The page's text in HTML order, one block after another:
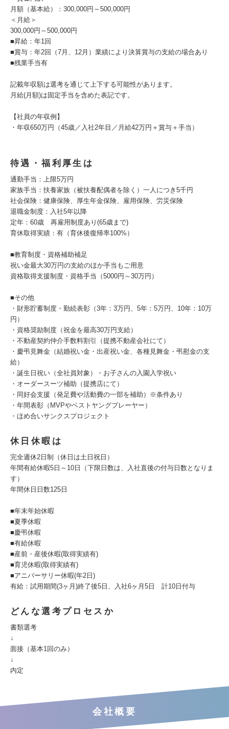
月額（基本給）：300,000円～500,000円
＜月給＞
300,000円～500,000円
■昇給：年1回
■賞与：年2回（7月、12月）業績により決算賞与の支給の場合あり
■残業手当有
記載年収額は選考を通じて上下する可能性があります。
月給(月額)は固定手当を含めた表記です。
【社員の年収例】
・年収650万円（45歳／入社2年目／月給42万円＋賞与＋手当）
待遇・福利厚生は
通勤手当：上限5万円
家族手当：扶養家族（被扶養配偶者を除く）一人につき5千円
社会保険：健康保険、厚生年金保険、雇用保険、労災保険
退職金制度：入社5年以降
定年：60歳 再雇用制度あり(65歳まで)
育休取得実績：有（育休後復帰率100%）
■教育制度・資格補助補足
祝い金最大30万円の支給のほか手当もご用意
資格取得支援制度・資格手当（5000円～30万円）
■その他
・財形貯蓄制度・勤続表彰（3年：3万円、5年：5万円、10年：10万
円）
・資格奨励制度（祝金を最高30万円支給）
・不動産契約仲介手数料割引（提携不動産会社にて）
・慶弔見舞金（結婚祝い金・出産祝い金、各種見舞金・弔慰金の支
給）
・誕生日祝い（全社員対象）・お子さんの入園入学祝い
・オーダースーツ補助（提携店にて）
・同好会支援（発足費や活動費の一部を補助）※条件あり
・年間表彰（MVPやベストヤングプレーヤー）
・ほめ合いサンクスプロジェクト
休日休暇は
完全週休2日制（休日は土日祝日）
年間有給休暇5日～10日（下限日数は、入社直後の付与日数となりま
す）
年間休日日数125日
■年末年始休暇
■夏季休暇
■慶弔休暇
■有給休暇
■産前・産後休暇(取得実績有)
■育児休暇(取得実績有)
■アニバーサリー休暇(年2日)
有給：試用期間(3ヶ月)終了後5日、入社6ヶ月5日 計10日付与
どんな選考プロセスか
書類選考
↓
面接（基本1回のみ）
↓
内定
会社概要